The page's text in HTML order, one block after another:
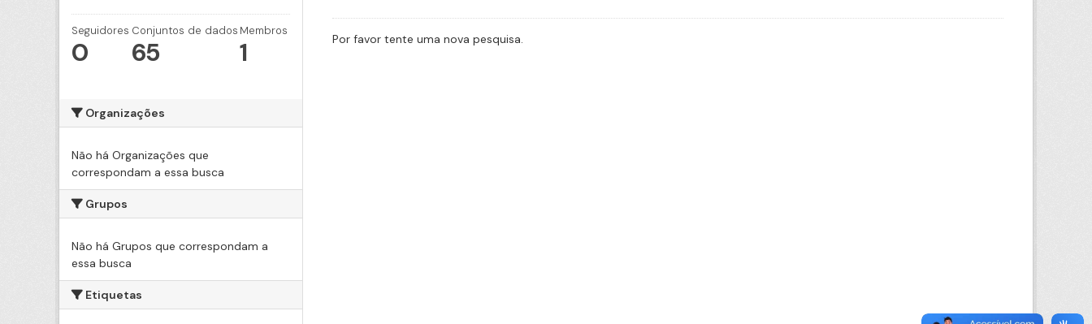
Seguidores
0
Conjuntos de dados
65
Membros
1
Organizações
Não há Organizações que
correspondam a essa busca
Grupos
Não há Grupos que correspondam a
essa busca
Etiquetas
Por favor tente uma nova pesquisa.